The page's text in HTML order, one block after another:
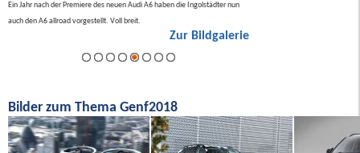
Ein Jahr nach der Premiere des neuen Audi A6 haben die Ingolstädter nun
auch den A6 allroad vorgestellt. Voll breit.
Zur Bildgalerie
Bilder zum Thema Genf2018